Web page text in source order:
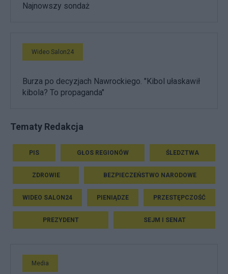
Najnowszy sondaż
Wideo Salon24
Burza po decyzjach Nawrockiego. "Kibol ułaskawił
kibola? To propaganda"
Tematy Redakcja
PIS GŁOS REGIONÓW ŚLEDZTWA
ZDROWIE BEZPIECZEŃSTWO NARODOWE
WIDEO SALON24 PIENIĄDZE PRZESTĘPCZOŚĆ
PREZYDENT SEJM I SENAT
Media